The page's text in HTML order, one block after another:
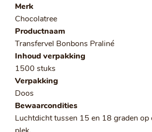
Merk
Chocolatree
Productnaam
Transfervel Bonbons Praliné
Inhoud verpakking
1500 stuks
Verpakking
Doos
Bewaarcondities
Luchtdicht tussen 15 en 18 graden op